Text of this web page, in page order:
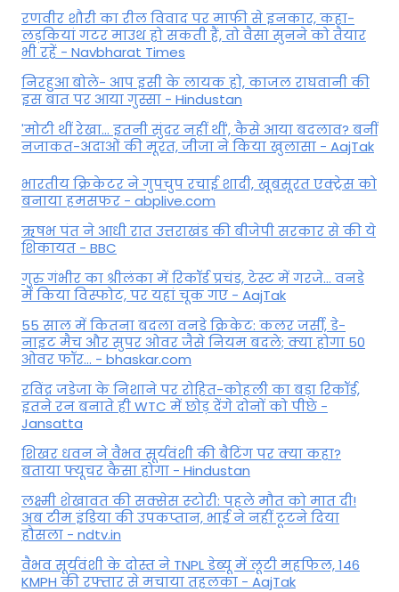
रणवीर शौरी का रील विवाद पर माफी से इनकार, कहा-
लड़कियां गटर माउथ हो सकती हैं, तो वैसा सुनने को तैयार
भी रहें - Navbharat Times
निरहुआ बोले- आप इसी के लायक हो, काजल राघवानी की
इस बात पर आया गुस्सा - Hindustan
'मोटी थीं रेखा... इतनी सुंदर नहीं थीं', कैसे आया बदलाव? बनीं
नजाकत-अदाओं की मूरत, जीजा ने किया खुलासा - AajTak
भारतीय क्रिकेटर ने गुपचुप रचाई शादी, खूबसूरत एक्ट्रेस को
बनाया हमसफर - abplive.com
ऋषभ पंत ने आधी रात उत्तराखंड की बीजेपी सरकार से की ये
शिकायत - BBC
गुरु गंभीर का श्रीलंका में र‍िकॉर्ड प्रचंड, टेस्ट में गरजे... वनडे
में किया व‍िस्फोट, पर यहां चूक गए - AajTak
55 साल में कितना बदला वनडे क्रिकेट: कलर जर्सी, डे-
नाइट मैच और सुपर ओवर जैसे नियम बदले; क्या होगा 50
ओवर फॉर... - bhaskar.com
रविंद्र जडेजा के निशाने पर रोहित-कोहली का बड़ा रिकॉर्ड,
इतने रन बनाते ही WTC में छोड़ देंगे दोनों को पीछे -
Jansatta
शिखर धवन ने वैभव सूर्यवंशी की बैटिंग पर क्या कहा?
बताया फ्यूचर कैसा होगा - Hindustan
लक्ष्मी शेखावत की सक्‍सेस स्‍टोरी: पहले मौत को मात दी!
अब टीम इंडिया की उपकप्तान, भाई ने नहीं टूटने दिया
हौसला - ndtv.in
वैभव सूर्यवंशी के दोस्त ने TNPL डेब्यू में लूटी महफिल, 146
KMPH की रफ्तार से मचाया तहलका - AajTak